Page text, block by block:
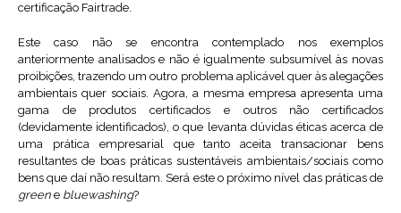
certificação Fairtrade.
Este caso não se encontra contemplado nos exemplos
anteriormente analisados e não é igualmente subsumível às novas
proibições, trazendo um outro problema aplicável quer às alegações
ambientais quer sociais. Agora, a mesma empresa apresenta uma
gama de produtos certificados e outros não certificados
(devidamente identificados), o que levanta dúvidas éticas acerca de
uma prática empresarial que tanto aceita transacionar bens
resultantes de boas práticas sustentáveis ambientais/sociais como
bens que daí não resultam. Será este o próximo nível das práticas de
green e bluewashing?